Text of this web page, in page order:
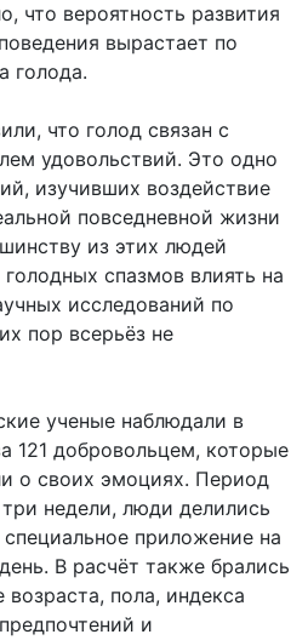
что вероятность развития
вырастает по
голода.
что голод связан с
удовольствий. Это одно
изучивших воздействие
повседневной жизни
из этих людей
спазмов влиять на
исследований по
пор всерьёз не
ученые наблюдали в
121 добровольцем, которые
о своих эмоциях. Период
недели, люди делились
приложение на
В расчёт также брались
пола, индекса
и